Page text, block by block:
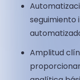
seguimiento
Amplitud